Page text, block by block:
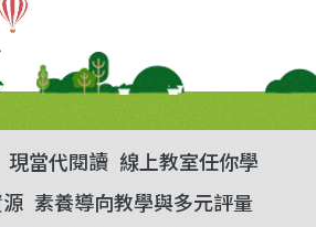
現當代閱讀 線上教室任你學
素養導向教學與多元評量